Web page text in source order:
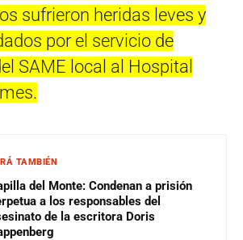
sufrieron heridas leves y
por el servicio de
SAME local al Hospital
TAMBIÉN
del Monte: Condenan a prisión
a los responsables del
de la escritora Doris